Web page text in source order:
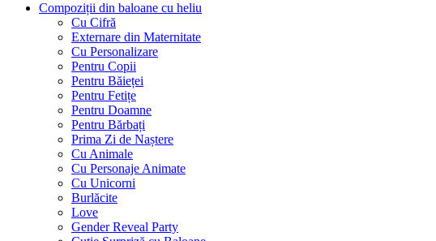
Compoziții din baloane cu heliu
Cu Cifră
Externare din Maternitate
Cu Personalizare
Pentru Copii
Pentru Băieței
Pentru Fetițe
Pentru Doamne
Pentru Bărbați
Prima Zi de Naștere
Cu Animale
Cu Personaje Animate
Cu Unicorni
Burlăcite
Love
Gender Reveal Party